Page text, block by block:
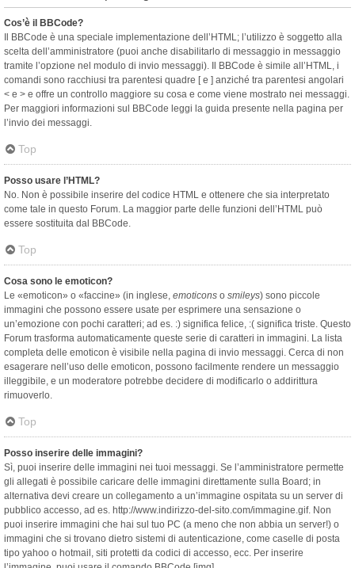
Cos’è il BBCode?
Il BBCode è una speciale implementazione dell’HTML; l’utilizzo è soggetto alla
scelta dell’amministratore (puoi anche disabilitarlo di messaggio in messaggio
tramite l’opzione nel modulo di invio messaggi). Il BBCode è simile all’HTML, i
comandi sono racchiusi tra parentesi quadre [ e ] anziché tra parentesi angolari
< e > e offre un controllo maggiore su cosa e come viene mostrato nei messaggi.
Per maggiori informazioni sul BBCode leggi la guida presente nella pagina per
l’invio dei messaggi.
Top
Posso usare l’HTML?
No. Non è possibile inserire del codice HTML e ottenere che sia interpretato
come tale in questo Forum. La maggior parte delle funzioni dell’HTML può
essere sostituita dal BBCode.
Top
Cosa sono le emoticon?
Le «emoticon» o «faccine» (in inglese, emoticons o smileys) sono piccole
immagini che possono essere usate per esprimere una sensazione o
un’emozione con pochi caratteri; ad es. :) significa felice, :( significa triste. Questo
Forum trasforma automaticamente queste serie di caratteri in immagini. La lista
completa delle emoticon è visibile nella pagina di invio messaggi. Cerca di non
esagerare nell’uso delle emoticon, possono facilmente rendere un messaggio
illeggibile, e un moderatore potrebbe decidere di modificarlo o addirittura
rimuoverlo.
Top
Posso inserire delle immagini?
Sì, puoi inserire delle immagini nei tuoi messaggi. Se l’amministratore permette
gli allegati è possibile caricare delle immagini direttamente sulla Board; in
alternativa devi creare un collegamento a un’immagine ospitata su un server di
pubblico accesso, ad es. http://www.indirizzo-del-sito.com/immagine.gif. Non
puoi inserire immagini che hai sul tuo PC (a meno che non abbia un server!) o
immagini che si trovano dietro sistemi di autenticazione, come caselle di posta
tipo yahoo o hotmail, siti protetti da codici di accesso, ecc. Per inserire